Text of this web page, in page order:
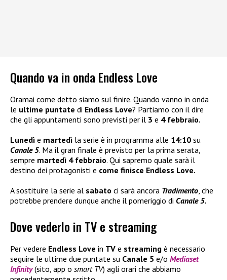
Quando va in onda Endless Love
Oramai come detto siamo sul finire. Quando vanno in onda
le ultime puntate di Endless Love? Partiamo con il dire
che gli appuntamenti sono previsti per il 3 e 4 febbraio.
Lunedì e martedì la serie è in programma alle 14:10 su
Canale 5. Ma il gran finale è previsto per la prima serata,
sempre martedì 4 febbraio. Qui sapremo quale sarà il
destino dei protagonisti e come finisce Endless Love.
A sostituire la serie al sabato ci sarà ancora Tradimento, che
potrebbe prendere dunque anche il pomeriggio di Canale 5.
Dove vederlo in TV e streaming
Per vedere Endless Love in TV e streaming è necessario
seguire le ultime due puntate su Canale 5 e/o Mediaset
Infinity(sito, app o smart TV) agli orari che abbiamo